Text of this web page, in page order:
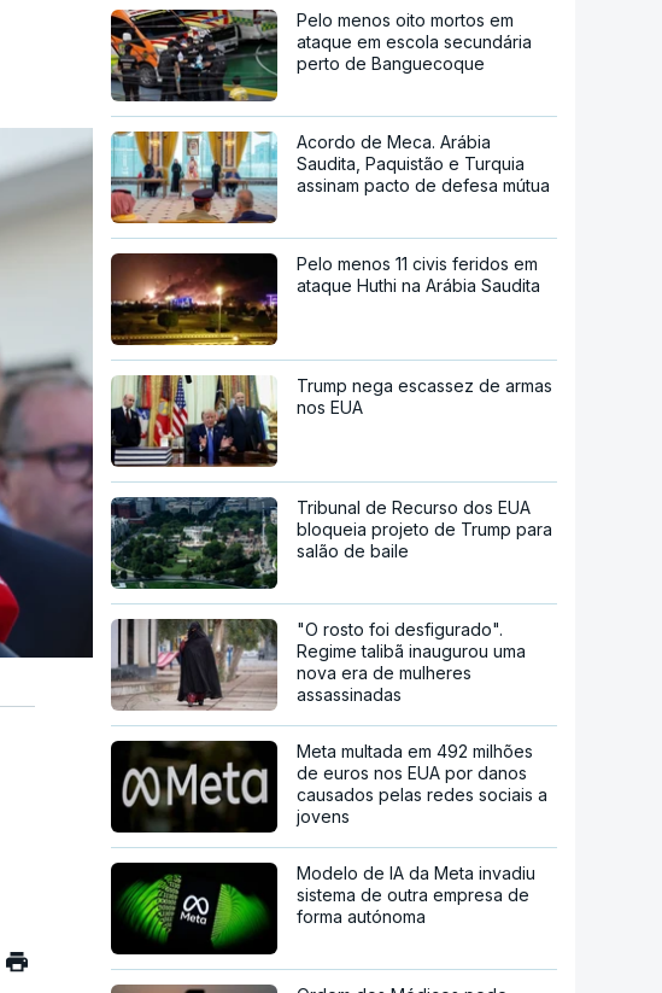
Pelo menos oito mortos em
ataque em escola secundária
perto de Banguecoque
Acordo de Meca. Arábia
Saudita, Paquistão e Turquia
assinam pacto de defesa mútua
Pelo menos 11 civis feridos em
ataque Huthi na Arábia Saudita
Trump nega escassez de armas
nos EUA
Tribunal de Recurso dos EUA
bloqueia projeto de Trump para
salão de baile
"O rosto foi desfigurado".
Regime talibã inaugurou uma
nova era de mulheres
assassinadas
Meta multada em 492 milhões
de euros nos EUA por danos
causados pelas redes sociais a
jovens
Modelo de IA da Meta invadiu
sistema de outra empresa de
forma autónoma